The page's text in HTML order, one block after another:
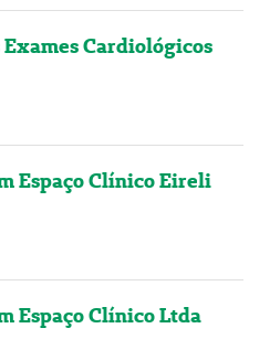
Cardiológicos
Espaço Clínico Eireli
Espaço Clínico Ltda